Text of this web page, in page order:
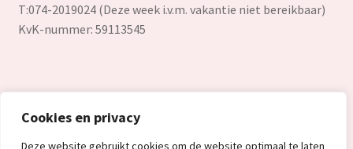
Cookies en privacy
Deze website gebruikt cookies om de website optimaal te laten
T:074-2019024 (Deze week i.v.m. vakantie niet bereikbaar)
KvK-nummer: 59113545
© Redealer.nl | Gecontroleerde retourproducten en nieuwe